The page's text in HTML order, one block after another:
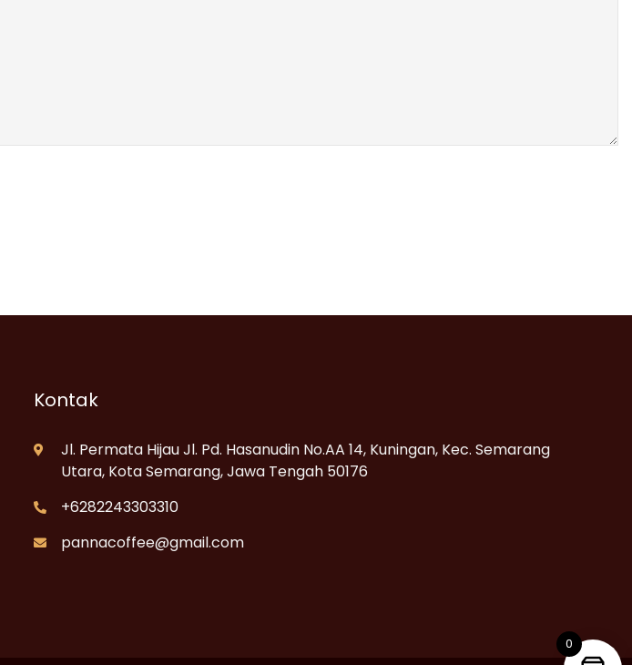
Kontak
Jl. Permata Hijau Jl. Pd. Hasanudin No.AA 14, Kuningan, Kec. Semarang
Utara, Kota Semarang, Jawa Tengah 50176
+6282243303310
pannacoffee@gmail.com
0